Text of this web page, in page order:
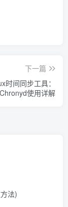
下一篇
时间同步工具：
Chronyd使用详解
法)